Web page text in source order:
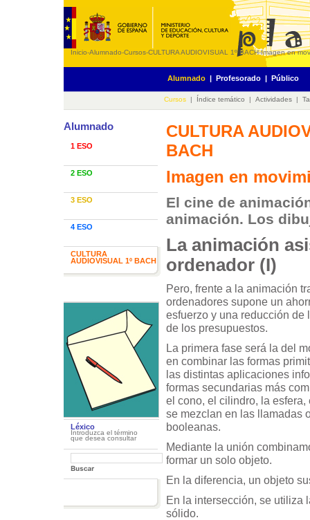
Inicio-Alumnado-Cursos-CULTURA AUDIOVISUAL 1º BACH-Imagen en
Alumnado | Profesorado | Público
Cursos | Índice temático | Actividades |
Alumnado
1 ESO
2 ESO
3 ESO
4 ESO
CULTURA
AUDIOVISUAL 1º BACH
Léxico
Introduzca el término
que desea consultar
CULTURA
BACH
Imagen en
El cine de
animación. Los
La animación
ordenador (I)
Pero, frente a la animación
ordenadores supone un
esfuerzo y una reducción de
de los presupuestos.
La primera fase será la del
en combinar las formas
las distintas aplicaciones
formas secundarias más
el cono, el cilindro, la
se mezclan en las llamadas
booleanas.
Mediante la unión
formar un solo objeto.
En la diferencia, un objeto
En la intersección, se utiliza
sólido.